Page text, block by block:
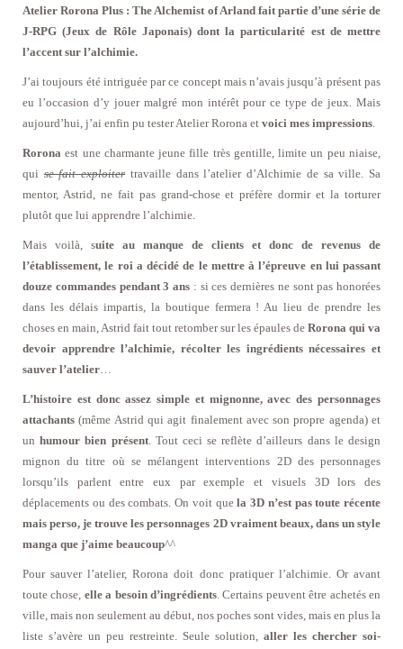
Atelier Rorona Plus : The Alchemist of Arland fait partie d’une série de
J-RPG (Jeux de Rôle Japonais) dont la particularité est de mettre
l’accent sur l’alchimie.
J’ai toujours été intriguée par ce concept mais n’avais jusqu’à présent pas
eu l’occasion d’y jouer malgré mon intérêt pour ce type de jeux. Mais
aujourd’hui, j’ai enfin pu tester Atelier Rorona et voici mes impressions.
Rorona est une charmante jeune fille très gentille, limite un peu niaise,
quise fait exploitertravaille dans l’atelier d’Alchimie de sa ville. Sa
mentor, Astrid, ne fait pas grand-chose et préfère dormir et la torturer
plutôt que lui apprendre l’alchimie.
Mais voilà, suite au manque de clients et donc de revenus de
l’établissement, le roi a décidé de le mettre à l’épreuve en lui passant
douze commandes pendant 3 ans : si ces dernières ne sont pas honorées
dans les délais impartis, la boutique fermera ! Au lieu de prendre les
choses en main, Astrid fait tout retomber sur les épaules de Rorona qui va
devoir apprendre l’alchimie, récolter les ingrédients nécessaires et
sauver l’atelier…
L’histoire est donc assez simple et mignonne, avec des personnages
attachants (même Astrid qui agit finalement avec son propre agenda) et
unhumour bien présent. Tout ceci se reflète d’ailleurs dans le design
mignon du titre où se mélangent interventions 2D des personnages
lorsqu’ils parlent entre eux par exemple et visuels 3D lors des
déplacements ou des combats. On voit quela 3D n’est pas toute récente
mais perso, je trouve les personnages 2D vraiment beaux, dans un style
manga que j’aime beaucoup^^
Pour sauver l’atelier, Rorona doit donc pratiquer l’alchimie. Or avant
toute chose, elle a besoin d’ingrédients. Certains peuvent être achetés en
ville, mais non seulement au début, nos poches sont vides, mais en plus la
liste s’avère un peu restreinte. Seule solution, aller les chercher soi-